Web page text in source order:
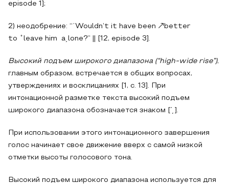
episode 1];
2) неодобрение: “ˈWouldn’t it have been ↗better
to
̊ leave him a͵lone?” || [12, episode 3].
Высокий подъем широкого диапазона (“high-wide rise”),
главным образом, встречается в общих вопросах,
утверждениях и восклицаниях [1, с. 13]. При
интонационной разметке текста высокий подъем
широкого диапазона обозначается знаком [´̗ ].
При использовании этого интонационного завершения
голос начинает свое движение вверх с самой низкой
отметки высоты голосового тона.
Высокий подъем широкого диапазона используется для